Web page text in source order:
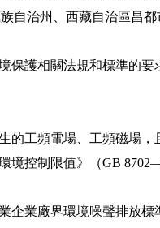
自治州、西藏自治區昌都
護相關法規和標準的要
工頻電場、工頻磁場，
境控制限值》（GB
業廠界環境噪聲排放標